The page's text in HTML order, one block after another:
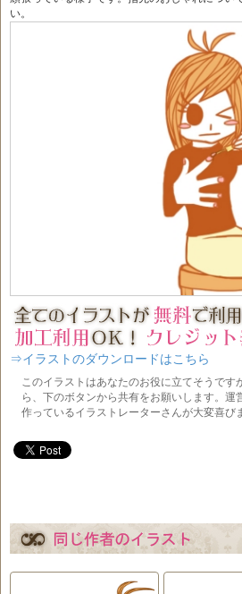
い。
⇒イラストのダウンロードはこちら